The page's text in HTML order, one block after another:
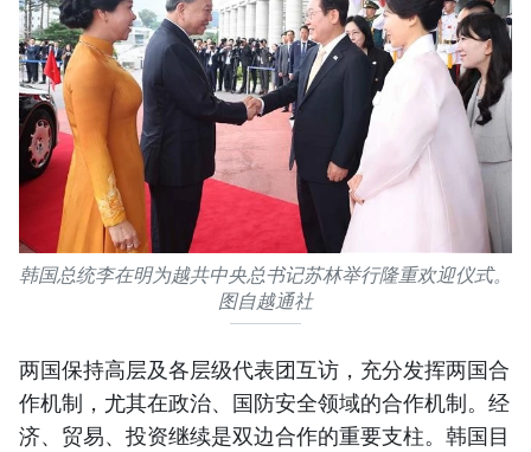
韩国总统李在明为越共中央总书记苏林举行隆重欢迎仪式。
图自越通社
两国保持高层及各层级代表团互访，充分发挥两国合
作机制，尤其在政治、国防安全领域的合作机制。经
济、贸易、投资继续是双边合作的重要支柱。韩国目